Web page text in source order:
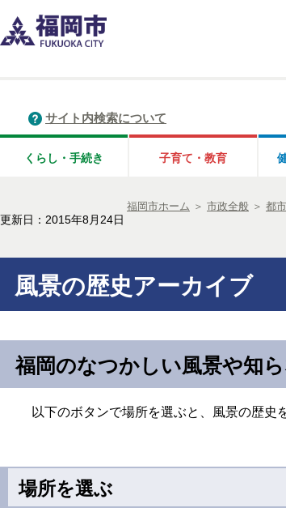
サイト内検索について
くらし・手続き 子育て・教育
福岡市ホーム ＞ 市政全般 ＞ 都
更新日：2015年8月24日
風景の歴史アーカイブ
福岡のなつかしい風景や知
以下のボタンで場所を選ぶと、風景の歴史
場所を選ぶ